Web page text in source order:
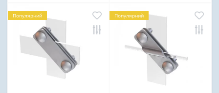
Популярний Популярний